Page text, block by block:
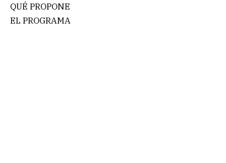
QUÉ PROPONE
EL PROGRAMA